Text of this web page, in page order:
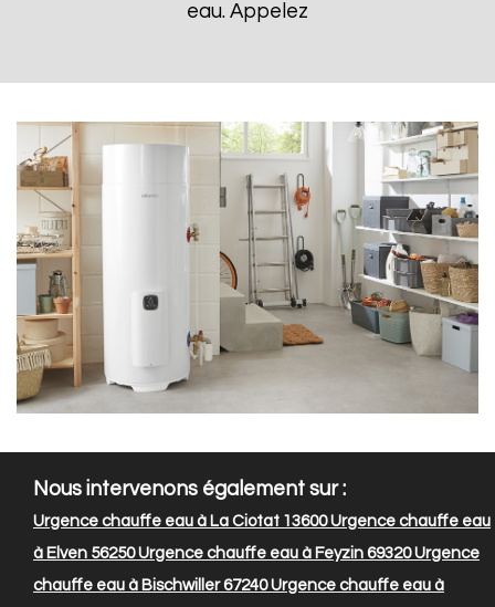
eau. Appelez
Nous intervenons également sur :
Urgence chauffe eau à La Ciotat 13600Urgence chauffe eau
à Elven 56250Urgence chauffe eau à Feyzin 69320Urgence
chauffe eau à Bischwiller 67240Urgence chauffe eau à